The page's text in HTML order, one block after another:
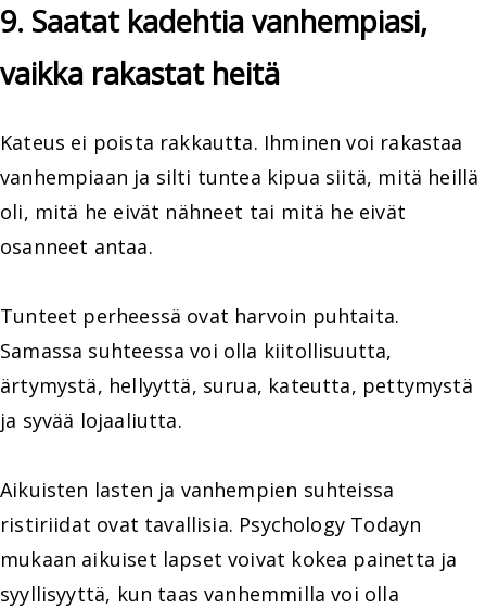
9. Saatat kadehtia vanhempiasi,
vaikka rakastat heitä
Kateus ei poista rakkautta. Ihminen voi rakastaa
vanhempiaan ja silti tuntea kipua siitä, mitä heillä
oli, mitä he eivät nähneet tai mitä he eivät
osanneet antaa.
Tunteet perheessä ovat harvoin puhtaita.
Samassa suhteessa voi olla kiitollisuutta,
ärtymystä, hellyyttä, surua, kateutta, pettymystä
ja syvää lojaaliutta.
Aikuisten lasten ja vanhempien suhteissa
ristiriidat ovat tavallisia. Psychology Todayn
mukaan aikuiset lapset voivat kokea painetta ja
syyllisyyttä, kun taas vanhemmilla voi olla